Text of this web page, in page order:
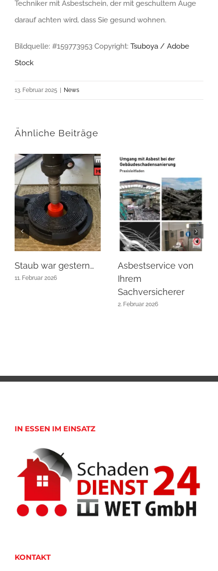
Techniker mit Asbestschein, der mit geschultem Auge
darauf achten wird, dass Sie gesund wohnen.
Bildquelle: #159773953 Copyright: Tsuboya / Adobe
Stock
13. Februar 2025 | News
Ähnliche Beiträge
Staub war gestern…
11. Februar 2026
Asbestservice von
Ihrem
Sachversicherer
2. Februar 2026
IN ESSEN IM EINSATZ
KONTAKT